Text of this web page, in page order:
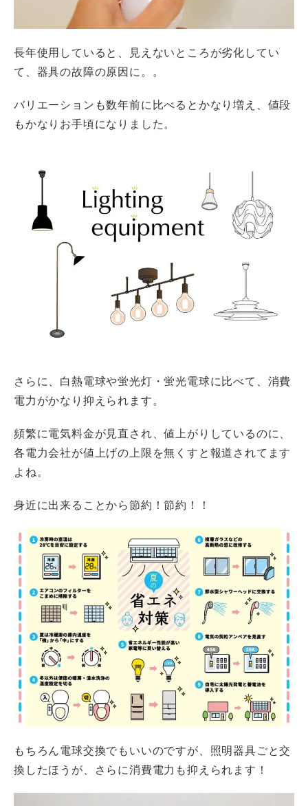
長年使用していると、見えないところが劣化してい
て、器具の故障の原因に。。
バリエーションも数年前に比べるとかなり増え、値段
もかなりお手頃になりました。
さらに、白熱電球や蛍光灯・蛍光電球に比べて、消費
電力がかなり抑えられます。
頻繁に電気料金が見直され、値上がりしているのに、
各電力会社が値上げの上限を無くすと報道されてます
よね。
身近に出来ることから節約！節約！！
もちろん電球交換でもいいのですが、照明器具ごと交
換したほうが、さらに消費電力も抑えられます！